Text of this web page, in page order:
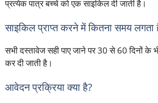
प्रत्येक पात्र बच्चे को एक साइकिल दी जाती है।
साइकिल प्राप्त करने में कितना समय लगता
सभी दस्तावेज सही पाए जाने पर 30 से 60 दिनों के
कर दी जाती है।
आवेदन प्रक्रिया क्या है?